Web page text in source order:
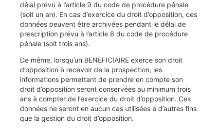
délai prévu à l’article 9 du code de procédure pénale
(soit un an). En cas d’exercice du droit d’opposition, ces
données peuvent être archivées pendant le délai de
prescription prévu à l’article 8 du code de procédure
pénale (soit trois ans).
De même, lorsqu’un BENEFICIAIRE exerce son droit
d’opposition à recevoir de la prospection, les
informations permettant de prendre en compte son
droit d’opposition seront conservées au minimum trois
ans à compter de l’exercice du droit d’opposition. Ces
données ne seront en aucun cas utilisées à d’autres fins
que la gestion du droit d’opposition.